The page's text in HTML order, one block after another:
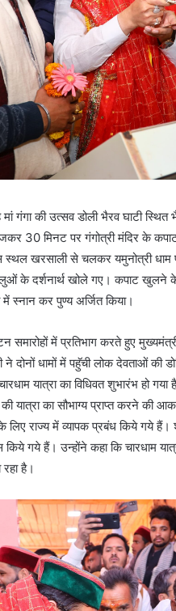
गंगा की उत्सव डोली भैरव घाटी
30 मिनट पर गंगोत्री मंदिर के
स्थल खरसाली से चलकर यमुनोत्री धाम
के दर्शनार्थ खोले गए। कपाट
स्नान कर पुण्य अर्जित किया।
समारोहों में प्रतिभाग करते हुए
ने दोनों धामों में पहॅुची लोक देवताओं की
यात्रा का विधिवत शुभारंभ हो
का सौभाग्य प्राप्त करने की
के लिए राज्य में व्यापक प्रबंध किये गये
गये हैं। उन्होंने कहा कि चारधाम
है।